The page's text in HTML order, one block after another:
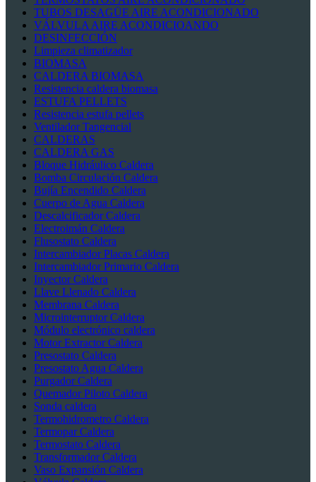
TUBOS DESAGÜE AIRE ACONDICIONADO
VÁLVULA AIRE ACONDICIOANDO
DESINFECCIÓN
Limpieza climatizador
BIOMASA
CALDERA BIOMASA
Resistencia caldera biomasa
ESTUFA PELLETS
Resistencia estufa pellets
Ventilador Tangencial
CALDERAS
CALDERA GAS
Bloque Hidráulico Caldera
Bomba Circulación Caldera
Bujía Encendido Caldera
Cuerpo de Agua Caldera
Descalcificador Caldera
Electroimán Caldera
Flusostato Caldera
Intercambiador Placas Caldera
Intercambiador Primario Caldera
Inyector Caldera
Llave Llenado Caldera
Membrana Caldera
Microinterruptor Caldera
Módulo electrónico caldera
Motor Extractor Caldera
Presostato Caldera
Presostato Agua Caldera
Purgador Caldera
Quemador Piloto Caldera
Sonda caldera
Termohidrometro Caldera
Termopar Caldera
Termostato Caldera
Transformador Caldera
Vaso Expansión Caldera